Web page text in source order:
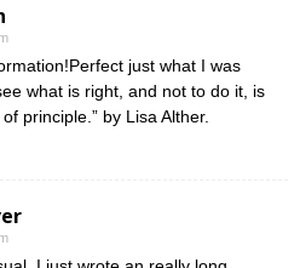
just what I was
what is right, and not to do it, is
principle.” by Lisa Alther.